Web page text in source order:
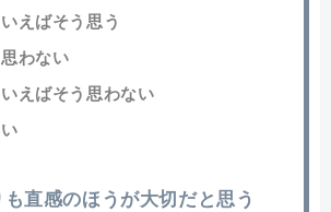
えばそう思う
わない
えばそう思わない
直感のほうが大切だと思う